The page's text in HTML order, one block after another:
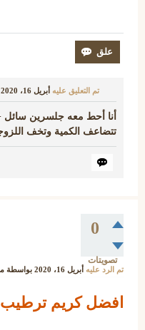
تم التعليق عليه أبريل 16، 2020
أنا أحط معه جلسرين
تتضاعف الكمية وتخف
0
تصويتات
تم الرد عليه أبريل 16، 2020 بواسطة
افضل كريم